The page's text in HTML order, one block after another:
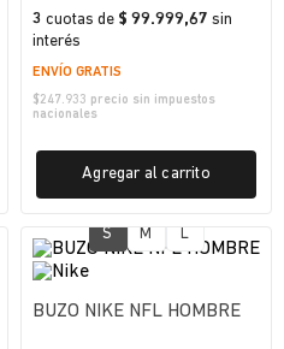
3 cuotas de $ 99.999,67 sin
interés
ENVÍO GRATIS
$247.933 precio sin impuestos
nacionales
Agregar al carrito
S M L
BUZO NIKE NFL HOMBRE